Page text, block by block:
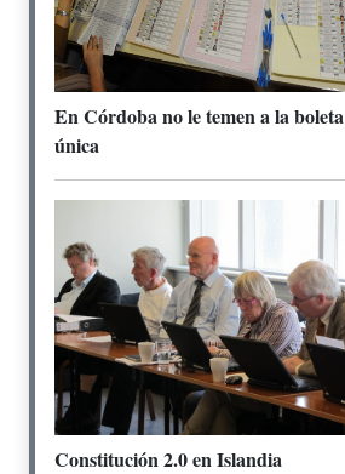
En Córdoba no le temen a la boleta
única
Constitución 2.0 en Islandia